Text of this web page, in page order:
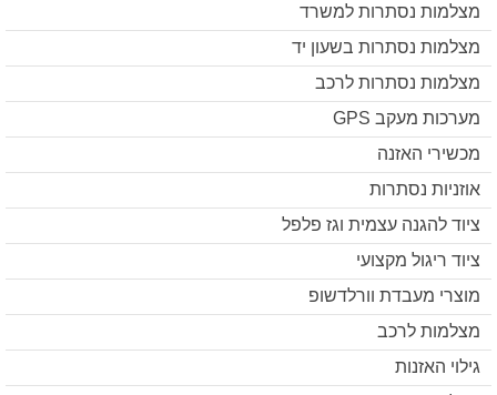
מצלמות נסתרות למשרד
מצלמות נסתרות בשעון יד
מצלמות נסתרות לרכב
מערכות מעקב GPS
מכשירי האזנה
אוזניות נסתרות
ציוד להגנה עצמית וגז פלפל
ציוד ריגול מקצועי
מוצרי מעבדת וורלדשופ
מצלמות לרכב
גילוי האזנות